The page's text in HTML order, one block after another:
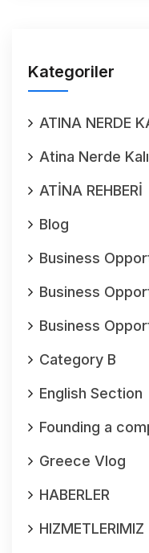
Kategoriler
ATINA NERDE
Atina Nerde
ATİNA REHBERİ
Blog
Business
Business
Business
Category B
English Section
Founding a
Greece Vlog
HABERLER
HIZMETLERIMIZ